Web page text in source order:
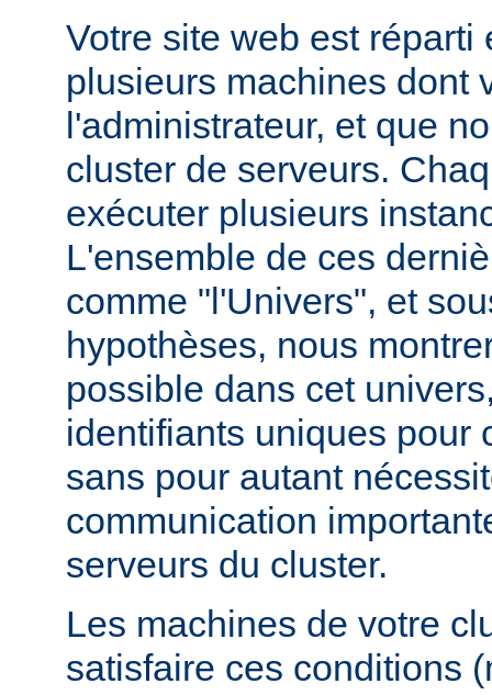
Votre site web est réparti
plusieurs machines dont
l'administrateur, et que
cluster de serveurs.
exécuter plusieurs
L'ensemble de ces
comme "l'Univers", et
hypothèses, nous
possible dans cet
identifiants uniques pour
sans pour autant
communication
serveurs du cluster.
Les machines de votre
satisfaire ces conditions